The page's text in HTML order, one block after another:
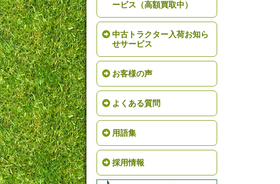
ービス（高額買取中）
中古トラクター入荷お知ら
せサービス
お客様の声
よくある質問
用語集
採用情報